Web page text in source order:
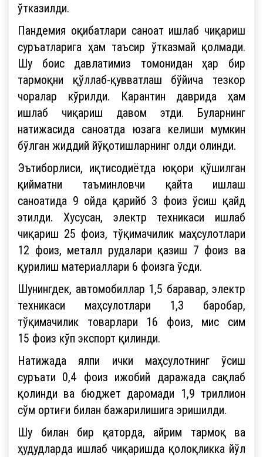
ўтказилди.
Пандемия оқибатлари саноат ишлаб чиқариш
суръатларига ҳам таъсир ўтказмай қолмади.
Шу боис давлатимиз томонидан ҳар бир
тармоқни қўллаб-қувватлаш бўйича тезкор
чоралар кўрилди. Карантин даврида ҳам
ишлаб чиқариш давом этди. Буларнинг
натижасида саноатда юзага келиши мумкин
бўлган жиддий йўқотишларнинг олди олинди.
Эътиборлиси, иқтисодиётда юқори қўшилган
қийматни таъминловчи қайта ишлаш
саноатида 9 ойда қарийб 3 фоиз ўсиш қайд
этилди. Хусусан, электр техникаси ишлаб
чиқариш 25 фоиз, тўқимачилик маҳсулотлари
12 фоиз, металл рудалари қазиш 7 фоиз ва
қурилиш материаллари 6 фоизга ўсди.
Шунингдек, автомобиллар 1,5 баравар, электр
техникаси маҳсулотлари 1,3 баробар,
тўқимачилик товарлари 16 фоиз, мис сим
15 фоиз кўп экспорт қилинди.
Натижада ялпи ички маҳсулотнинг ўсиш
суръати 0,4 фоиз ижобий даражада сақлаб
қолинди ва бюджет даромади 1,9 триллион
сўм ортиғи билан бажарилишига эришилди.
Шу билан бир қаторда, айрим тармоқ ва
ҳудудларда ишлаб чиқаришда қолоқликка йўл